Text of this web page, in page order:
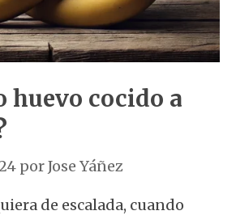
huevo cocido a
porJose Yáñez
de escalada, cuando